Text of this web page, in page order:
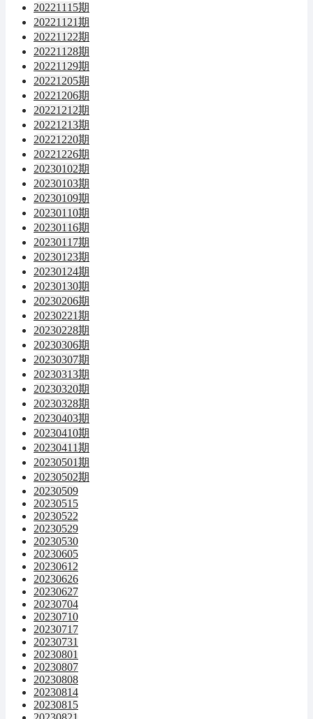
20221115期
20221121期
20221122期
20221128期
20221129期
20221205期
20221206期
20221212期
20221213期
20221220期
20221226期
20230102期
20230103期
20230109期
20230110期
20230116期
20230117期
20230123期
20230124期
20230130期
20230206期
20230221期
20230228期
20230306期
20230307期
20230313期
20230320期
20230328期
20230403期
20230410期
20230411期
20230501期
20230502期
20230509
20230515
20230522
20230529
20230530
20230605
20230612
20230626
20230627
20230704
20230710
20230717
20230731
20230801
20230807
20230808
20230814
20230815